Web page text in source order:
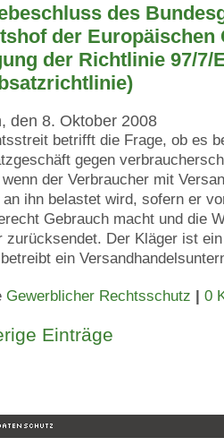
des
der Europäischen
der Richtlinie 97/7/
den 8. Oktober 2008
betrifft die Frage, ob es
gegen
der Verbraucher mit
an ihn belastet wird, sofern er
Gebrauch macht und die
zurücksendet. Der Kläger ist
ein
Gewerblicher Rechtsschutz | 0
Einträge